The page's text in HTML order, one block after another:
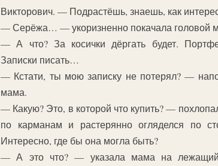
Викторович. — Подрастёшь, знаешь, как
— Серёжа… — укоризненно покачала головой
— А что? За косички дёргать будет.
Записки писать…
— Кстати, ты мою записку не потерял? —
мама.
— Какую? Это, в которой что купить? —
по карманам и растерянно огляделся по
Интересно, где бы она могла быть?
— А это что? — указала мама на